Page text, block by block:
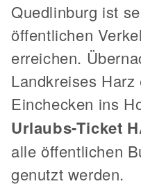
Quedlinburg ist
öffentlichen
erreichen.
Landkreises
Einchecken ins
Urlaubs-Ticket
alle öffentlichen
genutzt werden.